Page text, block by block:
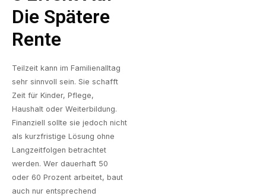
Die Spätere
Rente
Teilzeit kann im Familienalltag
sehr sinnvoll sein. Sie schafft
Zeit für Kinder, Pflege,
Haushalt oder Weiterbildung.
Finanziell sollte sie jedoch nicht
als kurzfristige Lösung ohne
Langzeitfolgen betrachtet
werden. Wer dauerhaft 50
oder 60 Prozent arbeitet, baut
auch nur entsprechend